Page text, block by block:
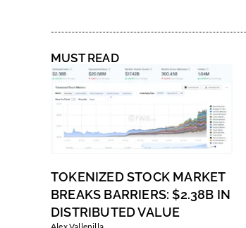
MUST READ
TOKENIZED STOCK MARKET
BREAKS BARRIERS: $2.38B IN
DISTRIBUTED VALUE